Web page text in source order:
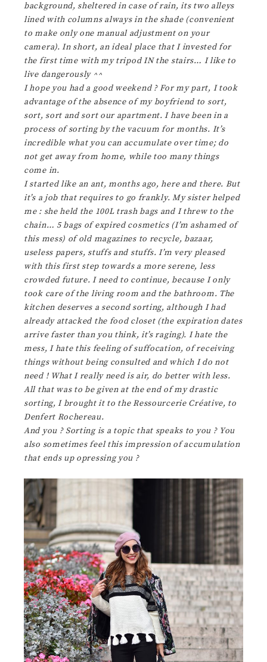
background, sheltered in case of rain, its two alleys
lined with columns always in the shade (convenient
to make only one manual adjustment on your
camera). In short, an ideal place that I invested for
the first time with my tripod IN the stairs… I like to
live dangerously ^^
I hope you had a good weekend ? For my part, I took
advantage of the absence of my boyfriend to sort,
sort, sort and sort our apartment. I have been in a
process of sorting by the vacuum for months. It’s
incredible what you can accumulate over time; do
not get away from home, while too many things
come in.
I started like an ant, months ago, here and there. But
it’s a job that requires to go frankly. My sister helped
me : she held the 100L trash bags and I threw to the
chain… 5 bags of expired cosmetics (I’m ashamed of
this mess) of old magazines to recycle, bazaar,
useless papers, stuffs and stuffs. I’m very pleased
with this first step towards a more serene, less
crowded future. I need to continue, because I only
took care of the living room and the bathroom. The
kitchen deserves a second sorting, although I had
already attacked the food closet (the expiration dates
arrive faster than you think, it’s raging). I hate the
mess, I hate this feeling of suffocation, of receiving
things without being consulted and which I do not
need ! What I really need is air, do better with less.
All that was to be given at the end of my drastic
sorting, I brought it to the Ressourcerie Créative, to
Denfert Rochereau.
And you ? Sorting is a topic that speaks to you ? You
also sometimes feel this impression of accumulation
that ends up opressing you ?